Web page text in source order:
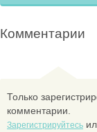
Комментарии
Только
комментарии.
Зарегистрируйтесь